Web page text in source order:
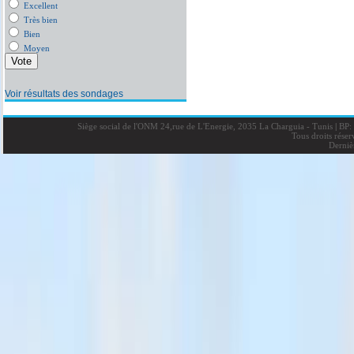
Excellent
Très bien
Bien
Moyen
Voir résultats des sondages
Siège social de l'ONM 24,rue de L'Energie, 2035 La Charguia - Tunis |BP:
Tous droits